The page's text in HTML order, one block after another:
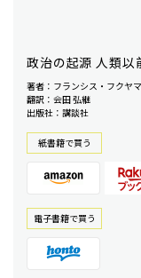
政治の起源 人類以
著者：フランシス・フクヤマ
翻訳：会田 弘継
出版社：講談社
紙書籍で買う
電⼦書籍で買う